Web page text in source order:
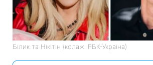
Білик та Нікітін (колаж: РБК-Україна)